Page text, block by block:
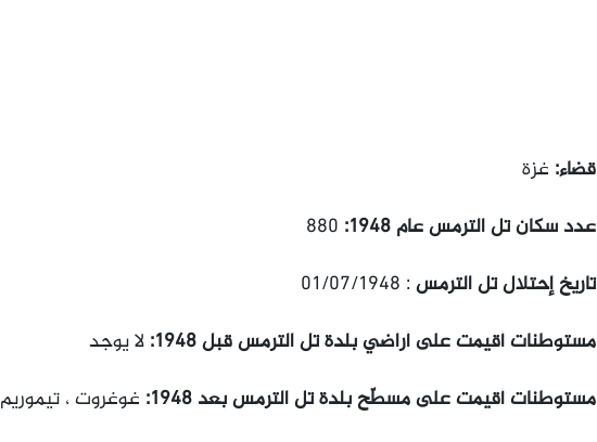
قضاء: غزة
عدد سكان تل الترمس عام 1948:
تاريخ إحتلال تل الترمس : 01/07/1948
مستوطنات أقيمت على أراضي بلدة تل الترمس قبل 1948:
لا يوجد
مستوطنات أقيمت على مسطّح بلدة تل الترمس بعد 1948:
غوغروت ، تيموريم